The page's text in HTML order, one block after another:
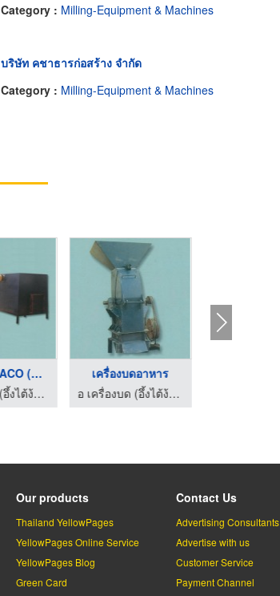
Category : Milling-Equipment & Machines
บริษัท คชาธารก่อสร้าง จำกัด
Category : Milling-Equipment & Machines
จักรกลโรงงาน
อ เครื่องบด (อึ้งไต้ง้วน) ห้าง
เครื่องโม่ปูน ตลิ่งช ...
ธนาพล ค้าเหล็ก
Our products
Thailand YellowPages
YellowPages Online Service
YellowPages Blog
Green Card
Contact Us
Advertising Consultants
Advertise with us
Customer Service
Payment Channel